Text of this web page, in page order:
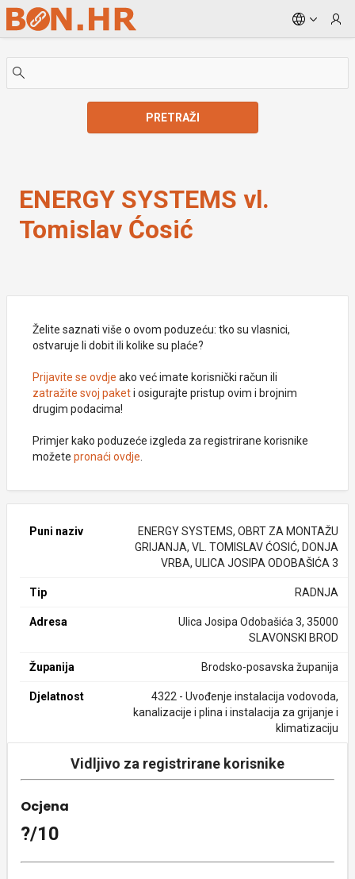
Skip to Main Content
PRETRAŽI
ENERGY SYSTEMS vl.
Tomislav Ćosić
Želite saznati više o ovom poduzeću: tko su vlasnici,
ostvaruje li dobit ili kolike su plaće?
Prijavite se ovdje ako već imate korisnički račun ili
zatražite svoj paketi osigurajte pristup ovim i brojnim
drugim podacima!
Primjer kako poduzeće izgleda za registrirane korisnike
možete pronaći ovdje
Puni naziv
ENERGY SYSTEMS, OBRT ZA MONTAŽU
GRIJANJA, VL. TOMISLAV ĆOSIĆ, DONJA
VRBA, ULICA JOSIPA ODOBAŠIĆA 3
Tip RADNJA
Adresa
Ulica Josipa Odobašića 3, 35000
SLAVONSKI BROD
Županija Brodsko-posavska županija
Djelatnost
4322 - Uvođenje instalacija vodovoda,
kanalizacije i plina i instalacija za grijanje i
klimatizaciju
Vidljivo za registrirane korisnike
Ocjena
?/10